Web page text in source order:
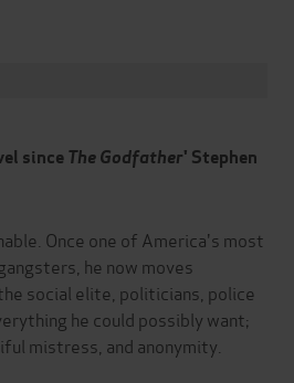
sinceThe Godfather' Stephen
Once one of America's most
he now moves
social elite, politicians, police
he could possibly want;
mistress, and anonymity.